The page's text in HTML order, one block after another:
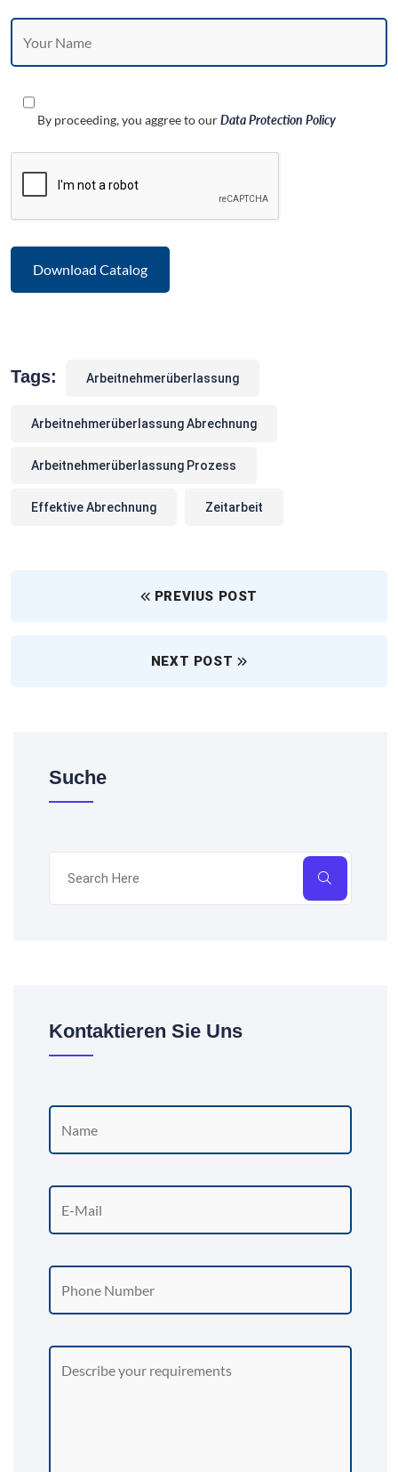
By proceeding, you aggree to ourData Protection Policy
Tags: Arbeitnehmerüberlassung
Arbeitnehmerüberlassung Abrechnung
Arbeitnehmerüberlassung Prozess
Effektive Abrechnung Zeitarbeit
PREVIUS POST
NEXT POST
Suche
Kontaktieren Sie Uns